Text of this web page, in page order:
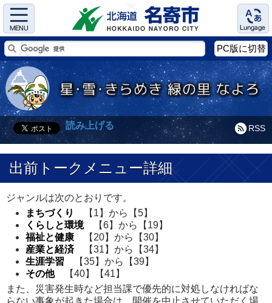
Menu Language
PC版に切替
RSS
読み上げる
出前トークメニュー詳細
ジャンルは次のとおりです。
まちづくり
【1】から【5】
くらしと環境【6】から【19】
福祉と健康 【20】から【30】
産業と経済【31】から【34】
生涯学習 【35】から【39】
その他【40】【41】
また、災害発生時など担当課で優先的に対処しなければな
らない事象が起きた場合は、開催を中止させていただく場